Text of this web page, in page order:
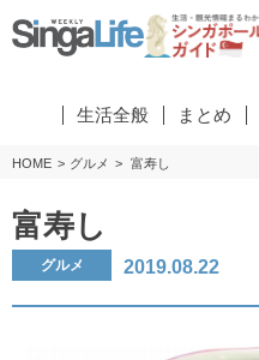
生活全般 まとめ
HOME グルメ 富寿し
富寿し
グルメ 2019.08.22